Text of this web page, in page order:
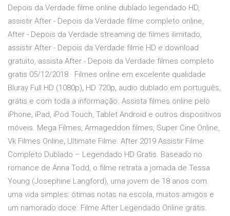
Depois da Verdade filme online dublado legendado HD,
assistir After - Depois da Verdade filme completo online,
After - Depois da Verdade streaming de filmes ilimitado,
assistir After - Depois da Verdade filme HD e download
gratuito, assista After - Depois da Verdade filmes completo
gratis 05/12/2018 · Filmes online em excelente qualidade
Bluray Full HD (1080p), HD 720p, audio dublado em português,
grátis e com toda a informação. Assista filmes online pelo
iPhone, iPad, iPod Touch, Tablet Android e outros dispositivos
móveis. Mega Filmes, Armageddon filmes, Super Cine Online,
Vk Filmes Online, Ultimate Filme. After 2019 Assistir Filme
Completo Dublado – Legendado HD Gratis. Baseado no
romance de Anna Todd, o filme retrata a jornada de Tessa
Young (Josephine Langford), uma jovem de 18 anos com
uma vida simples: ótimas notas na escola, muitos amigos e
um namorado doce. Filme After Legendado Online grátis.